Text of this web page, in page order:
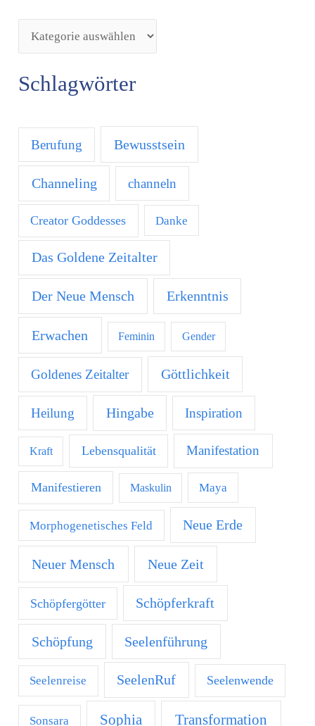
Schlagwörter
Berufung Bewusstsein
Channeling channeln
Creator Goddesses Danke
Das Goldene Zeitalter
Der Neue Mensch Erkenntnis
Erwachen Feminin Gender
Goldenes Zeitalter Göttlichkeit
Heilung Hingabe Inspiration
Kraft Lebensqualität Manifestation
Manifestieren Maskulin Maya
Morphogenetisches Feld Neue Erde
Neuer Mensch Neue Zeit
Schöpfergötter Schöpferkraft
Schöpfung Seelenführung
Seelenreise SeelenRuf Seelenwende
Sonsara Sophia Transformation